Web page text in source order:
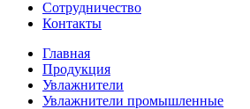
Сотрудничество
Контакты
Главная
Продукция
Увлажнители
Увлажнители промышленные